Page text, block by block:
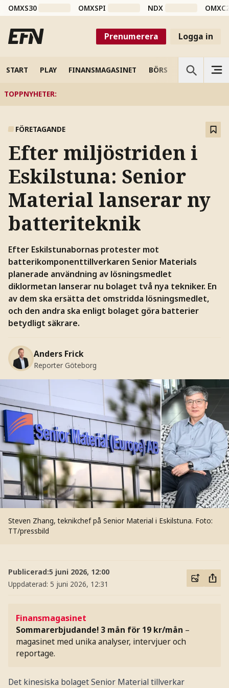
OMXS30 OMXSPI NDX
Prenumerera Logga in
START PLAY FINANSMAGASINET BÖRS VETENSKAP
TOPPNYHETER:
FÖRETAGANDE
Efter miljöstriden i
Eskilstuna: Senior
Material lanserar ny
batteriteknik
Efter Eskilstunabornas protester mot
batterikomponenttillverkaren Senior Materials
planerade användning av lösningsmedlet
diklormetan lanserar nu bolaget två nya tekniker. En
av dem ska ersätta det omstridda lösningsmedlet,
och den andra ska enligt bolaget göra batterier
betydligt säkrare.
Anders Frick
Reporter Göteborg
Steven Zhang, teknikchef på Senior Material i Eskilstuna. Foto:
TT/pressbild
Publicerad:5 juni 2026, 12:00
Uppdaterad: 5 juni 2026, 12:31
Finansmagasinet
Sommarerbjudande! 3 mån för 19 kr/mån –
magasinet med unika analyser, intervjuer och
reportage.
Det kinesiska bolaget Senior Material tillverkar